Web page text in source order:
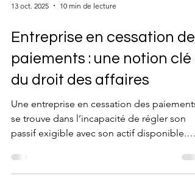
13 oct. 2025 10 min de lecture
Entreprise en cessation des
paiements : une notion clé
du droit des affaires
Une entreprise en cessation des paiements